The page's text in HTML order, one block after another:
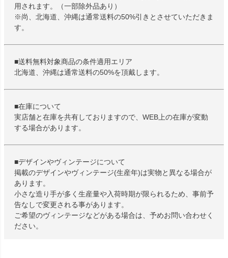
用されます。（一部除外品あり）
※尚、北海道、沖縄は通常送料の50%引きとさせていただきま
す。
■送料無料対象商品の条件適用エリア
北海道、沖縄は通常送料の50%を頂戴します。
■在庫について
実店舗と在庫を共有しておりますので、WEB上の在庫が変動
する場合があります。
■デザインやヴィンテージについて
掲載のデザインやヴィンテージ(生産年)は実物と異なる場合が
あります。
小さな造り手が多く生産量や入荷時期が限られるため、事前予
告なしで変更される事があります。
ご希望のヴィンテージなどがある場合は、予めお問い合わせく
ださい。